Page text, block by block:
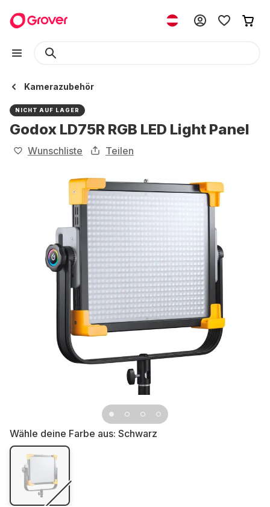
Kamerazubehör
NICHT AUF LAGER
Godox LD75R RGB LED Light Panel
Wunschliste Teilen
Wähle deine Farbe aus: Schwarz